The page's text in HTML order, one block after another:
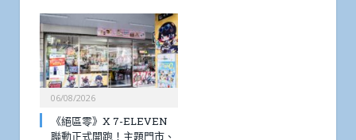
06/08/2026
《絕區零》X 7-ELEVEN
聯動正式開跑！主題門市、